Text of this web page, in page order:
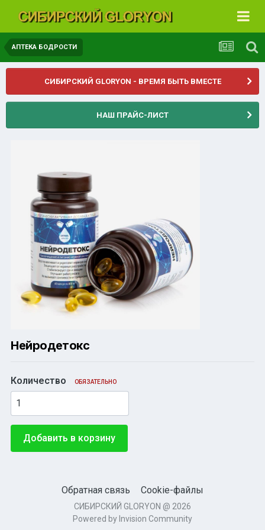
АПТЕКА БОДРОСТИ
СИБИРСКИЙ GLORYON - ВРЕМЯ БЫТЬ ВМЕСТЕ
НАШ ПРАЙС-ЛИСТ
Нейродетокс
Количество ОБЯЗАТЕЛЬНО
Добавить в корзину
Обратная связь Cookie-файлы
СИБИРСКИЙ GLORYON @ 2026
Powered by Invision Community